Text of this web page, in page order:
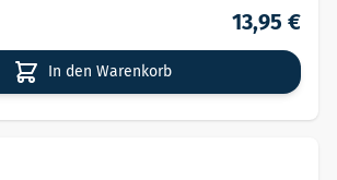
13,95 €
In den Warenkorb